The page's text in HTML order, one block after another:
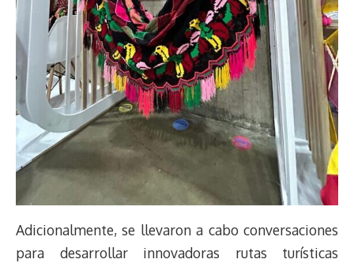
Adicionalmente, se llevaron a cabo conversaciones
para desarrollar innovadoras rutas turísticas